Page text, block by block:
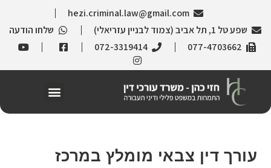
hezi.criminal.law@gmail.com
שפע טל 1, תל אביב (צמוד לבניין עזריאלי)
שלחו הודעה
077-4703662
072-3319414
עורך דין צבאי מומלץ במרכז